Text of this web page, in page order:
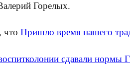
Горелых.
что Пришло время нашего
сдавали нормы